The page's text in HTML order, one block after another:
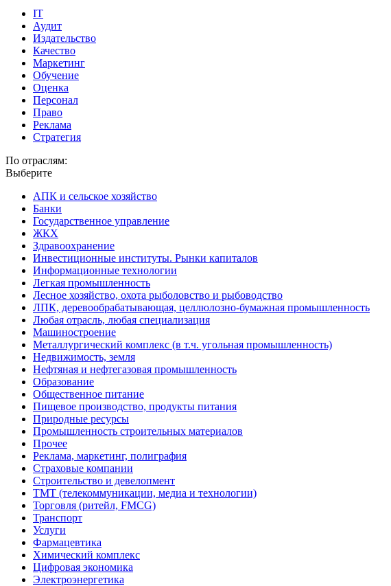
IT
Аудит
Издательство
Качество
Маркетинг
Обучение
Оценка
Персонал
Право
Реклама
Стратегия
По отраслям:
Выберите
АПК и сельское хозяйство
Банки
Государственное управление
ЖКХ
Здравоохранение
Инвестиционные институты. Рынки капиталов
Информационные технологии
Легкая промышленность
Лесное хозяйство, охота рыболовство и рыбоводство
ЛПК, деревообрабатывающая, целлюлозно-бумажная промышленность
Любая отрасль, любая специализация
Машиностроение
Металлургический комплекс (в т.ч. угольная промышленность)
Недвижимость, земля
Нефтяная и нефтегазовая промышленность
Образование
Общественное питание
Пищевое производство, продукты питания
Природные ресурсы
Промышленность строительных материалов
Прочее
Реклама, маркетинг, полиграфия
Страховые компании
Строительство и девелопмент
ТМТ (телекоммуникации, медиа и технологии)
Торговля (ритейл, FMCG)
Транспорт
Услуги
Фармацевтика
Химический комплекс
Цифровая экономика
Электроэнергетика